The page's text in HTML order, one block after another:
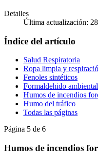
Detalles
Última actualización:
Índice del artículo
Salud Respiratoria
Ropa limpia y
Fenoles sintéticos
Formaldehido ambiental
Humos de incendios
Humo del tráfico
Todas las páginas
Página 5 de 6
Humos de incendios